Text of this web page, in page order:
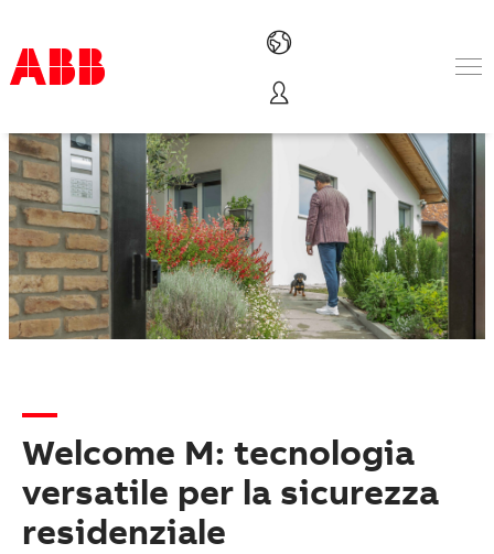
Prodotti e Soluzioni
Industrie e Utility
Service
Chi siamo
Dove acquistare
Contattaci
Lavorare in ABB
​Welcome M: tecnologia
versatile per la sicurezza
residenziale